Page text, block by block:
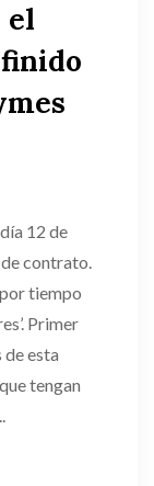
el
12 de
contrato.
tiempo
Primer
esta
tengan